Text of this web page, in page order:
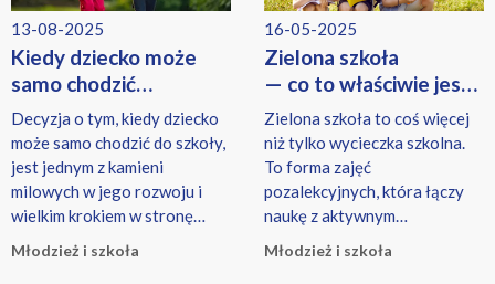
ubezpieczenia szkolnego? Czy
warto wykupić polisę
grupową w szkole, czy
prywatnie? Czym jest
ubezpieczenie szkolne NNW?
Ubezpieczenie szkolne NNW
to ubezpieczenie, które
zapewnia rodzicom wsparcie
finansowe na wypadek
nieszczęśliwego wypadku
dziecka. Zadaniem takiej
13-08-2025
Kiedy dziecko może
samo chodzić
do szkoły? Przewodnik
dla troskliwych
rodziców
Decyzja o tym, kiedy dziecko
może samo chodzić do szkoły,
jest jednym z kamieni
milowych w jego rozwoju i
wielkim krokiem w stronę
samodzielności.
Młodzież i szkoła
16-05-2025
Zielona szkoła
— co to właściwie jest
i jak bezpiecznie posłać
tam swoje dzieci
Zielona szkoła to coś więcej
niż tylko wycieczka szkolna.
To forma zajęć
pozalekcyjnych, która łączy
naukę z aktywnym
wypoczynkiem na świeżym
Młodzież i szkoła